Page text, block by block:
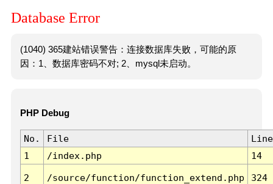
Database Error
(1040) 365建站错误警告：连接数据库失败，可能的原
因：1、数据库密码不对; 2、mysql未启动。
PHP Debug
No. File
Line
1
/index.php 14
2 /source/function/function_extend.php 324